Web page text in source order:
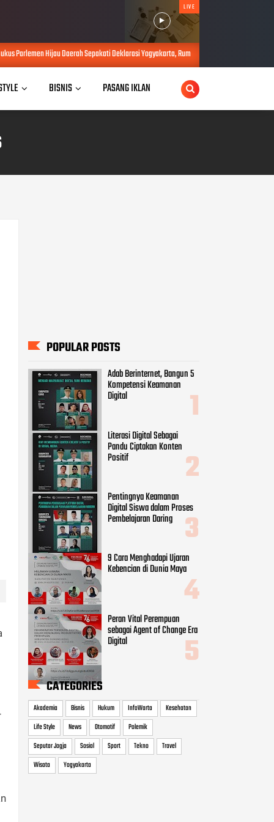
LIVE
Sepakati Deklarasi Yogyakarta, Rumuskan Sejumlah Solusi di Tengah Efisiensi
BISNIS PASANG IKLAN
POPULAR POSTS
Adab Berinternet, Bangun 5
Kompetensi Keamanan
Digital
Literasi Digital Sebagai
Pandu Ciptakan Konten
Positif
Pentingnya Keamanan
Digital Siswa dalam Proses
Pembelajaran Daring
9 Cara Menghadapi Ujaran
Kebencian di Dunia Maya
Peran Vital Perempuan
sebagai Agent of Change Era
Digital
CATEGORIES
Akademia Bisnis Hukum InfoWarta
Kesehatan
Life Style
News Otomotif
Polemik
Seputar Jogja
Sosial Sport Tekno
Travel
Wisata
Yogyakarta